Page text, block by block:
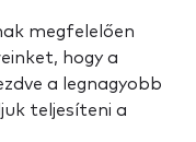
megfelelően
hogy a
a legnagyobb
teljesíteni a